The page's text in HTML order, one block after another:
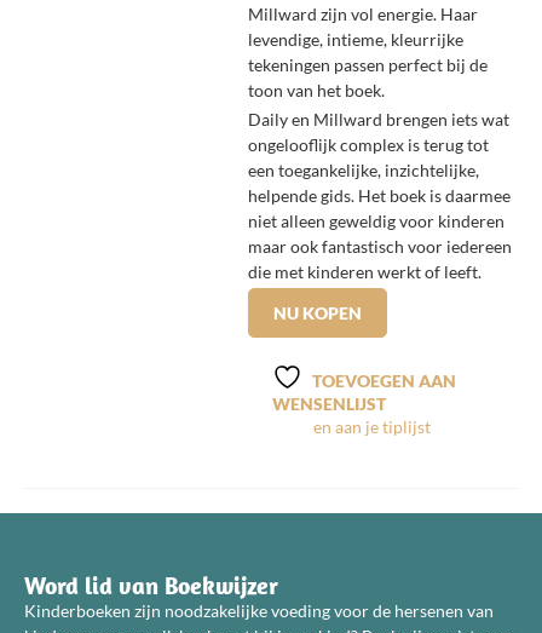
Millward zijn vol energie. Haar
levendige, intieme, kleurrijke
tekeningen passen perfect bij de
toon van het boek.
Daily en Millward brengen iets wat
ongelooflijk complex is terug tot
een toegankelijke, inzichtelijke,
helpende gids. Het boek is daarmee
niet alleen geweldig voor kinderen
maar ook fantastisch voor iedereen
die met kinderen werkt of leeft.
NU KOPEN
TOEVOEGEN AAN
WENSENLIJST
Word lid van Boekwijzer
Kinderboeken zijn noodzakelijke voeding voor de hersenen van